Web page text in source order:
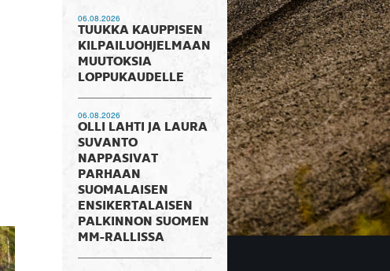
06.08.2026
TUUKKA KAUPPISEN
KILPAILUOHJELMAAN
MUUTOKSIA
LOPPUKAUDELLE
06.08.2026
OLLI LAHTI JA LAURA
SUVANTO
NAPPASIVAT
PARHAAN
SUOMALAISEN
ENSIKERTALAISEN
PALKINNON SUOMEN
MM-RALLISSA